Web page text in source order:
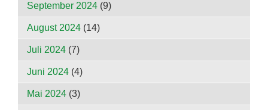
September 2024 (9)
August 2024 (14)
Juli 2024 (7)
Juni 2024 (4)
Mai 2024 (3)